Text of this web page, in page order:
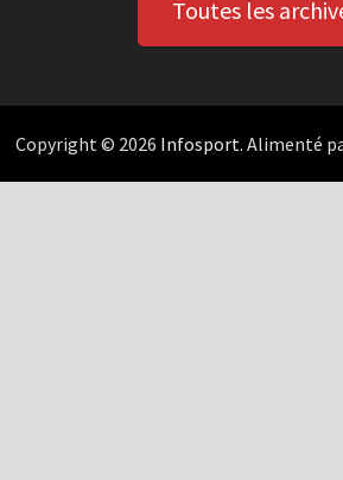
Toutes les
Copyright © 2026 Infosport. Alimenté